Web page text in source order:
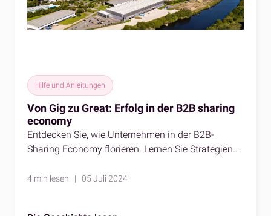
Hilfe und Anleitungen
Von Gig zu Great: Erfolg in der B2B sharing
economy
Entdecken Sie, wie Unternehmen in der B2B-
Sharing Economy florieren. Lernen Sie Strategien
Beispielen aus der Praxis Gig-Geschäfte in große
4 min lesen | 05 Juli 2024